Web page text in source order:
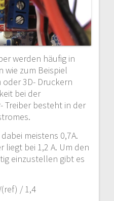
werden häufig in
wie zum Beispiel
oder 3D- Druckern
bei der
Treiber besteht in der
meistens 0,7A.
liegt bei 1,2 A. Um den
einzustellen gibt es
/ 1,4